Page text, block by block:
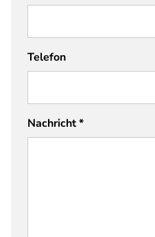
Telefon
Nachricht*